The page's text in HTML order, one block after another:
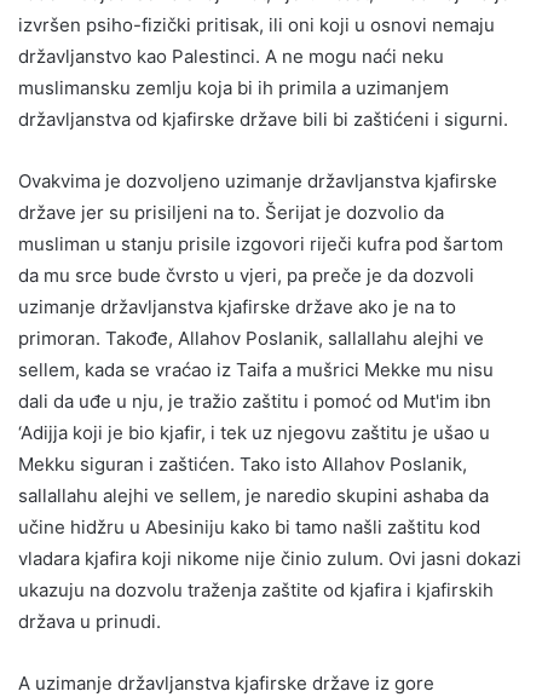
izvršen psiho-fizički pritisak, ili oni koji u osnovi nemaju
državljanstvo kao Palestinci. A ne mogu naći neku
muslimansku zemlju koja bi ih primila a uzimanjem
državljanstva od kjafirske države bili bi zaštićeni i sigurni.
Ovakvima je dozvoljeno uzimanje državljanstva kjafirske
države jer su prisiljeni na to. Šerijat je dozvolio da
musliman u stanju prisile izgovori riječi kufra pod šartom
da mu srce bude čvrsto u vjeri, pa preče je da dozvoli
uzimanje državljanstva kjafirske države ako je na to
primoran. Takođe, Allahov Poslanik, sallallahu alejhi ve
sellem, kada se vraćao iz Taifa a mušrici Mekke mu nisu
dali da uđe u nju, je tražio zaštitu i pomoć od Mut'im ibn
‘Adijja koji je bio kjafir, i tek uz njegovu zaštitu je ušao u
Mekku siguran i zaštićen. Tako isto Allahov Poslanik,
sallallahu alejhi ve sellem, je naredio skupini ashaba da
učine hidžru u Abesiniju kako bi tamo našli zaštitu kod
vladara kjafira koji nikome nije činio zulum. Ovi jasni dokazi
ukazuju na dozvolu traženja zaštite od kjafira i kjafirskih
država u prinudi.
A uzimanje državljanstva kjafirske države iz gore